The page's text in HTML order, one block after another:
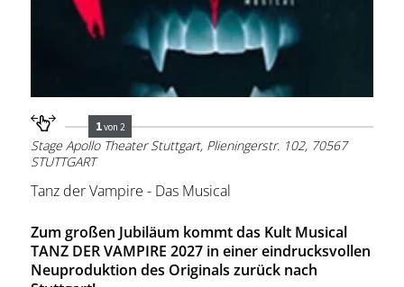
Erlebnisse
Essen & Trinken
Automobil
Feste & Highlights
1von 2
Stage Apollo Theater Stuttgart, Plieningerstr. 102, 70567
STUTTGART
Tanz der Vampire - Das Musical
Zum großen Jubiläum kommt das Kult Musical
TANZ DER VAMPIRE 2027 in einer eindrucksvollen
Neuproduktion des Originals zurück nach